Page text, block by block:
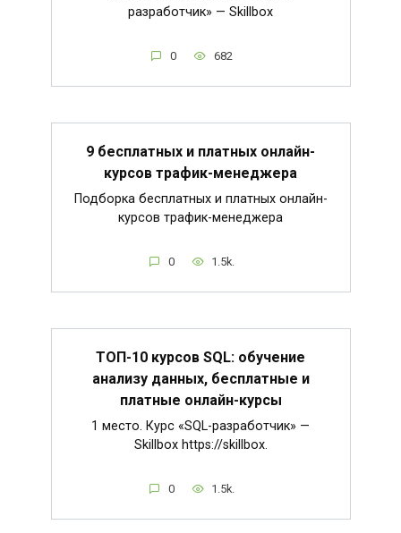
разработчик» — Skillbox
0 682
9 бесплатных и платных онлайн-
курсов трафик-менеджера
Подборка бесплатных и платных онлайн-
курсов трафик-менеджера
0 1.5k.
ТОП-10 курсов SQL: обучение
анализу данных, бесплатные и
платные онлайн-курсы
1 место. Курс «SQL-разработчик» —
Skillbox https://skillbox.
0 1.5k.